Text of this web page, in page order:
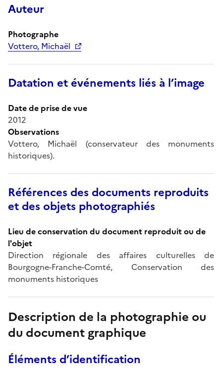
Auteur
Photographe
Vottero, Michaël
Datation et événements liés à l’image
Date de prise de vue
2012
Observations
Vottero, Michaël (conservateur des monuments
historiques).
Références des documents reproduits
et des objets photographiés
Lieu de conservation du document reproduit ou de
l'objet
Direction régionale des affaires culturelles de
Bourgogne-Franche-Comté, Conservation des
monuments historiques
Description de la photographie ou
du document graphique
Éléments d’identification